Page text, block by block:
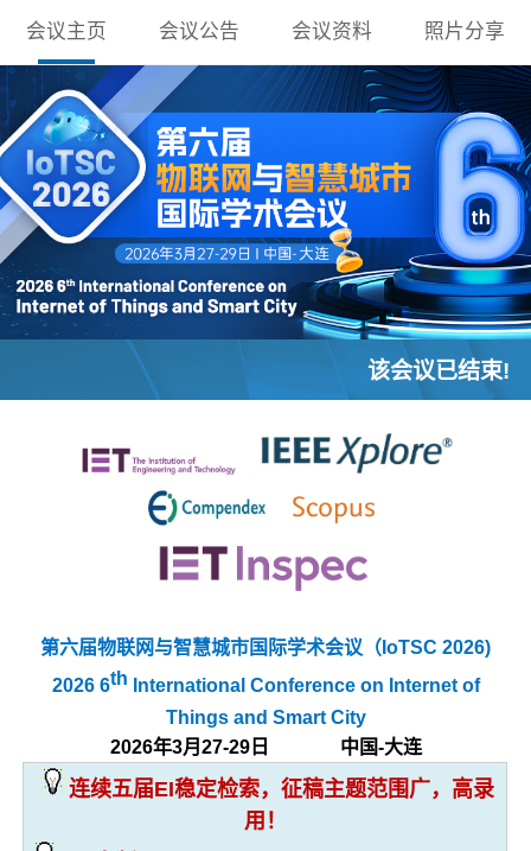
会议主页 会议公告 会议资料 照片分享
该会议已结束!
第六届物联网与智慧城市国际学术会议（IoTSC 2026)
2026 6th International Conference on Internet of
Things and Smart City
2026年3月27-29日 中国-大连
连续五届EI稳定检索，征稿主题范围广，高录
用！